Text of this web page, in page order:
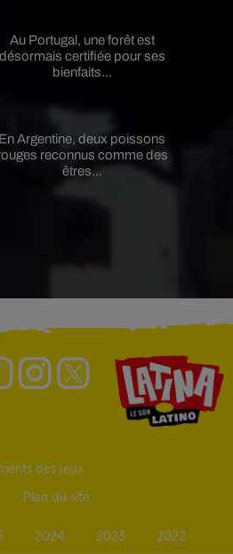
Au Portugal, une forêt est
désormais certifiée pour ses
bienfaits...
En Argentine, deux poissons
reconnus comme des
êtres...
des jeux
Plan du site
2024 2023 2022